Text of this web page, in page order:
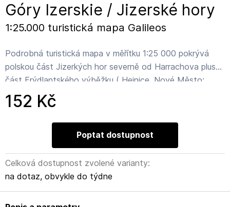
Góry Izerskie / Jizerské hory
1:25.000 turistická mapa Galileos
Podrobná turistická mapa v měřítku 1:25 000 pokrývá
polskou část Jizerkých hor severně od Harrachova plus
část Frýdlantského výběžku ( Hejnice, Nové Město;
včetně Singltreku ). Na zadní straně je plán městečka
Świeradów-Zdrój (Bad Flinsberg) a stručný průvodce
(v polštině) po turistických zajímavostech s barevnými
Mapa obsahuje informace pro letní i zimní turistiku:
turistické trasy, cyklostezky, jezdecké stezky, sjezdovky,
vleky, lanovky, ubytovací zařízení.
152 Kč
Poptat dostupnost
Celková dostupnost zvolené varianty:
na dotaz, obvykle do týdne